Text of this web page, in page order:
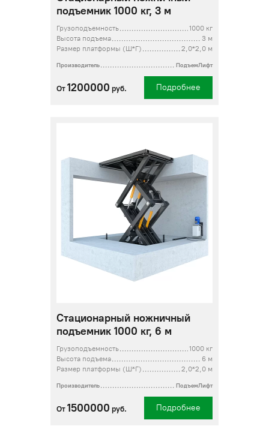
подъемник 1000 кг, 3 м
Грузоподъемность
1000 кг
Высота подъема
3 м
Размер платформы (Ш*Г)
2,0*2,0 м
Производитель ПодъемЛифт
От 1200000 руб. Подробнее
Стационарный ножничный
подъемник 1000 кг, 6 м
Грузоподъемность
1000 кг
Высота подъема
6 м
Размер платформы (Ш*Г)
2,0*2,0 м
Производитель ПодъемЛифт
От 1500000 руб. Подробнее